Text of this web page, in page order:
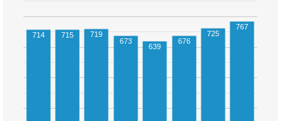
714 715
719
673
639
676
725
767